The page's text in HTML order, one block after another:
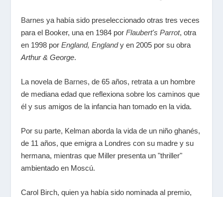
Barnes ya había sido preseleccionado otras tres veces
para el Booker, una en 1984 porFlaubert's Parrot, otra
en 1998 porEngland, Englandy en 2005 por su obra
Arthur & George.
La novela de Barnes, de 65 años, retrata a un hombre
de mediana edad que reflexiona sobre los caminos que
él y sus amigos de la infancia han tomado en la vida.
Por su parte, Kelman aborda la vida de un niño ghanés,
de 11 años, que emigra a Londres con su madre y su
hermana, mientras que Miller presenta un "thriller"
ambientado en Moscú.
Carol Birch, quien ya había sido nominada al premio,